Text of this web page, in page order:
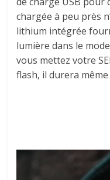
chargée à peu près
lithium intégrée
lumière dans le
vous mettez votre
flash, il durera même